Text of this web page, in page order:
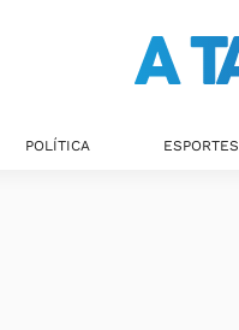
POLÍTICA ESPORTES